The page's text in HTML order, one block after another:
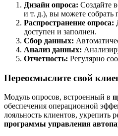
Дизайн опроса: Создайте
и т. д.), вы можете
Распространение опроса:
доступен и заполнен.
Сбор данных:
Анализ данных:
Отчетность: Регулярно
Переосмыслите свой
Модуль опросов, встроенный в
обеспечения операционной
лояльность клиентов,
программы управления